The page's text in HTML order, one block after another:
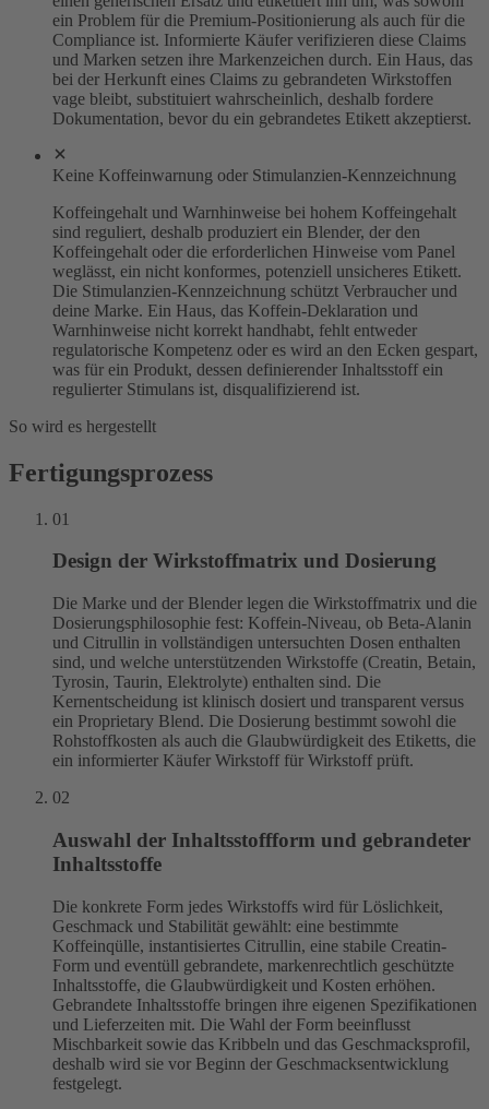
ein Problem für die Premium-Positionierung als auch für die
Compliance ist. Informierte Käufer verifizieren diese Claims
und Marken setzen ihre Markenzeichen durch. Ein Haus, das
bei der Herkunft eines Claims zu gebrandeten Wirkstoffen
vage bleibt, substituiert wahrscheinlich, deshalb fordere
Dokumentation, bevor du ein gebrandetes Etikett akzeptierst.
Keine Koffeinwarnung oder Stimulanzien-Kennzeichnung
Koffeingehalt und Warnhinweise bei hohem Koffeingehalt
sind reguliert, deshalb produziert ein Blender, der den
Koffeingehalt oder die erforderlichen Hinweise vom Panel
weglässt, ein nicht konformes, potenziell unsicheres Etikett.
Die Stimulanzien-Kennzeichnung schützt Verbraucher und
deine Marke. Ein Haus, das Koffein-Deklaration und
Warnhinweise nicht korrekt handhabt, fehlt entweder
regulatorische Kompetenz oder es wird an den Ecken gespart,
was für ein Produkt, dessen definierender Inhaltsstoff ein
regulierter Stimulans ist, disqualifizierend ist.
So wird es hergestellt
Fertigungsprozess
01
Design der Wirkstoffmatrix und Dosierung
Die Marke und der Blender legen die Wirkstoffmatrix und die
Dosierungsphilosophie fest: Koffein-Niveau, ob Beta-Alanin
und Citrullin in vollständigen untersuchten Dosen enthalten
sind, und welche unterstützenden Wirkstoffe (Creatin, Betain,
Tyrosin, Taurin, Elektrolyte) enthalten sind. Die
Kernentscheidung ist klinisch dosiert und transparent versus
ein Proprietary Blend. Die Dosierung bestimmt sowohl die
Rohstoffkosten als auch die Glaubwürdigkeit des Etiketts, die
ein informierter Käufer Wirkstoff für Wirkstoff prüft.
02
Auswahl der Inhaltsstoffform und gebrandeter
Inhaltsstoffe
Die konkrete Form jedes Wirkstoffs wird für Löslichkeit,
Geschmack und Stabilität gewählt: eine bestimmte
Koffeinqülle, instantisiertes Citrullin, eine stabile Creatin-
Form und eventüll gebrandete, markenrechtlich geschützte
Inhaltsstoffe, die Glaubwürdigkeit und Kosten erhöhen.
Gebrandete Inhaltsstoffe bringen ihre eigenen Spezifikationen
und Lieferzeiten mit. Die Wahl der Form beeinflusst
Mischbarkeit sowie das Kribbeln und das Geschmacksprofil,
deshalb wird sie vor Beginn der Geschmacksentwicklung
festgelegt.